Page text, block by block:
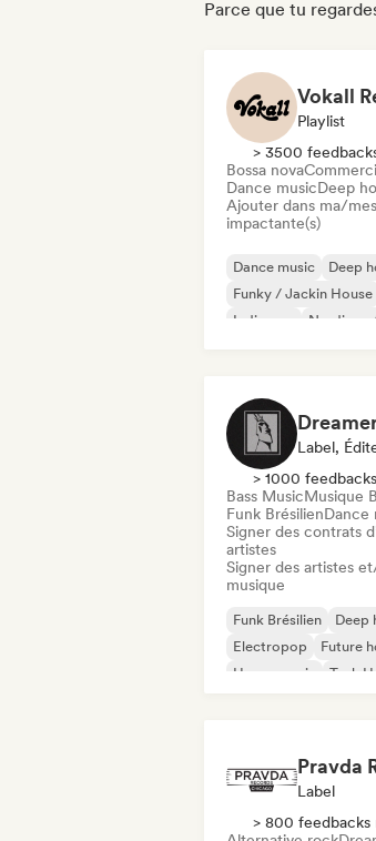
Parce que tu
Vokall
Playlist
> 3500
Bossa nova
Dance musicDeep
Ajouter dans ma/
impactante(s)
Dance music Deep
Funky / Jackin House
Indie pop
Nu-disco /
Label,
> 1000
Bass MusicMusique
Funk BrésilienDance
Signer des contrats
artistes
Signer des artistes
musique
Funk Brésilien Deep
Electropop
Future
House music
Tech
Pravda
Label
> 800 feedbacks